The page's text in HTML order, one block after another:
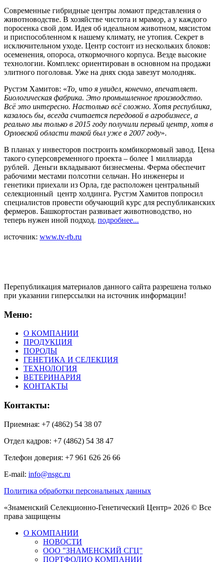
Современные гибридные центры ломают представления о
животноводстве. В хозяйстве чистота и мрамор, а у каждого
поросенка свой дом. Идея об идеальном животном, мясистом
и приспособленном к нашему климату, не утопия. Секрет в
исключительном уходе. Центр состоит из нескольких блоков:
осеменения, опороса, откормочного корпуса. Везде высокие
технологии. Комплекс ориентирован в основном на продажи
элитного поголовья. Уже на днях сюда завезут молодняк.
Рустэм Хамитов: «То, что я увидел, конечно, впечатляет.
Биологическая фабрика. Это промышленное производство.
Всё это интересно. Настолько всё сложно. Хотя республика,
казалось бы, всегда считается передовой в агробизнесе, а
реально мы только в 2015 году получили первый центр, хотя в
Орловской области такой был уже в 2007 году».
В планах у инвесторов построить комбикормовый завод. Цена
такого суперсовременного проекта – более 1 миллиарда
рублей. Деньги вкладывают бизнесмены. Ферма обеспечит
рабочими местами полсотни сельчан. Но инженеры и
генетики приехали из Орла, где расположен центральный
селекционный центр холдинга. Рустэм Хамитов попросил
специалистов провести обучающий курс для республиканских
фермеров. Башкортостан развивает животноводство, но
теперь нужен иной подход. подробнее...
источник: www.tv-rb.ru
Перепубликация материалов данного сайта разрешена только
при указании гиперсcылки на источник информации!
Меню:
О КОМПАНИИ
ПРОДУКЦИЯ
ПОРОДЫ
ГЕНЕТИКА И СЕЛЕКЦИЯ
ТЕХНОЛОГИЯ
ВЕТЕРИНАРИЯ
КОНТАКТЫ
Контакты:
Приемная: +7 (4862) 54 38 07
Отдел кадров: +7 (4862) 54 38 47
Телефон доверия: +7 961 626 26 66
E-mail: info@nsgc.ru
Политика обработки персональных данных
«Знаменский Селекционно-Генетический Центр» 2026 © Все
права защищены
О КОМПАНИИ
НОВОСТИ
ООО "ЗНАМЕНСКИЙ СГЦ"
ПОРТФОЛИО КОМПАНИИ